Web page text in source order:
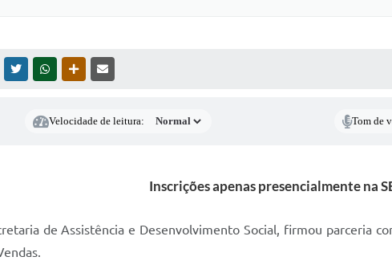
MESSENGER
TWITTERWHATSAPPOUTRAS MÍDIAS
Velocidade de leitura: Tom de
Inscrições apenas presencialmente na
de Assistência e Desenvolvimento Social, firmou parceria